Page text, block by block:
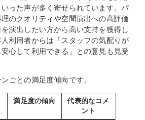
った声が多く寄せられています。パ
のクオリティや空間演出への高評価
演出したい方から高い支持を獲得し
利用者からは「スタッフの気配りが
心して利用できる」との意見も見受
ごとの満足度傾向です。
満足度の傾向
代表的なコメ
ント